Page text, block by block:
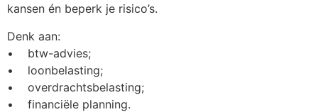
kansen én beperk je risico’s.
Denk aan:
•    btw-advies;
•    loonbelasting;
•    overdrachtsbelasting;
•    financiële planning.